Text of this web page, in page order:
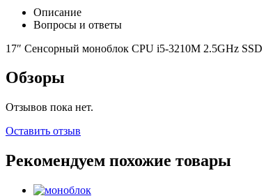
Описание
Вопросы и ответы
17″ Сенсорный моноблок CPU i5-3210M 2.5GHz
Обзоры
Отзывов пока нет.
Оставить отзыв
Рекомендуем похожие товары